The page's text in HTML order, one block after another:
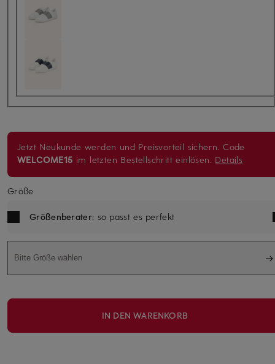
Jetzt Neukunde werden und Preisvorteil sichern. Code
WELCOME15 im letzten Bestellschritt einlösen. Details
Größe
Größenberater: so passt es perfekt
Bitte Größe wählen
IN DEN WARENKORB